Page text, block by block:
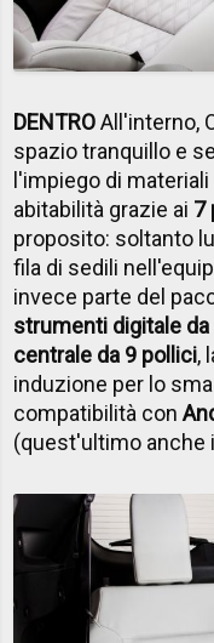
DENTROAll'interno,
spazio tranquillo e
l'impiego di
abitabilità grazie ai 7
proposito: soltanto
fila di sedili
invece parte del
strumenti digitale da
centrale da 9 pollici,
induzione per lo
compatibilità con
(quest'ultimo anche